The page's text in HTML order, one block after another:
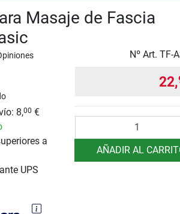
Masaje de Fascia
Nº Art. TF-
8,00 €
a
UPS
22,
AÑADIR AL